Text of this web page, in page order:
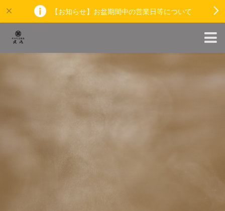
【お知らせ】お盆期間中の営業日等について